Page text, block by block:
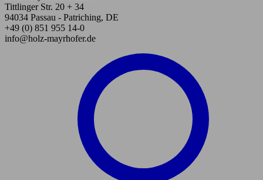
Tittlinger Str. 20 + 34
94034 Passau - Patriching, DE
+49 (0) 851 955 14-0
info@holz-mayrhofer.de